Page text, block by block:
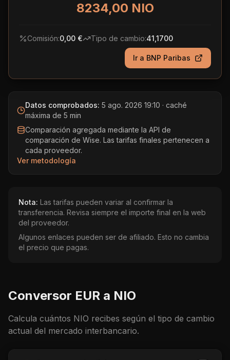
8234,00 NIO
Comisión:0,00 € Tipo de cambio:41,1700
Ir a BNP Paribas
Datos comprobados: 5 ago. 2026 19:10 · caché
máxima de 5 min
Comparación agregada mediante la API de
comparación de Wise. Las tarifas finales pertenecen a
cada proveedor.
Ver metodología
Nota: Las tarifas pueden variar al confirmar la
transferencia. Revisa siempre el importe final en la web
del proveedor.
Algunos enlaces pueden ser de afiliado. Esto no cambia
el precio que pagas.
Conversor EUR a NIO
Calcula cuántos NIO recibes según el tipo de cambio
actual del mercado interbancario.